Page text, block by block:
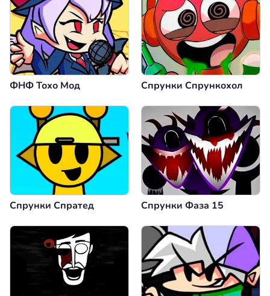
ФНФ Тохо Мод Спрунки Спрункохол
Спрунки Спратед Спрунки Фаза 15